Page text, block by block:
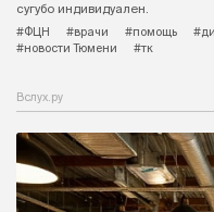
сугубо индивидуален.
#ФЦН
#врачи #помощь
#новости Тюмени
#тк
Вслух.ру